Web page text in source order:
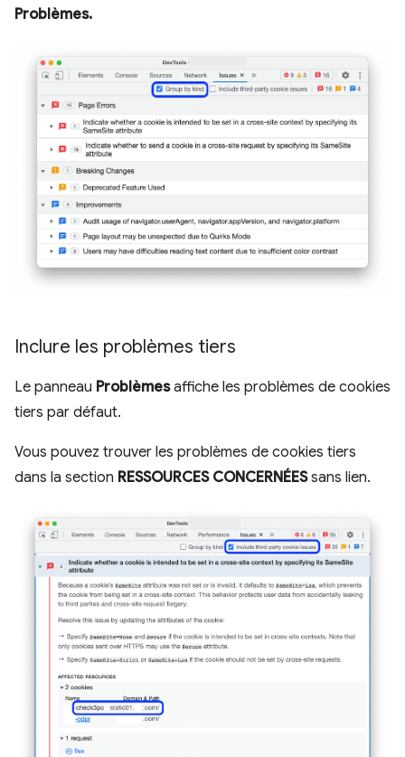
Problèmes.
Inclure les problèmes tiers
Le panneau Problèmesaffiche les problèmes de cookies
tiers par défaut.
Vous pouvez trouver les problèmes de cookies tiers
dans la section RESSOURCES CONCERNÉESsans lien.